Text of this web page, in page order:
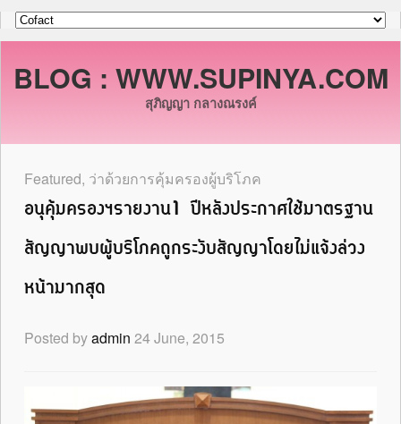
BLOG : WWW.SUPINYA.COM
สุภิญญา กลางณรงค์
Featured, ว่าด้วยการคุ้มครองผู้บริโภค
อนุคุ้มครองฯรายงาน1 ปีหลังประกาศใช้มาตรฐาน
สัญญาพบผู้บริโภคถูกระงับสัญญาโดยไม่แจ้งล่วง
หน้ามากสุด
Posted byadmin 24 June, 2015